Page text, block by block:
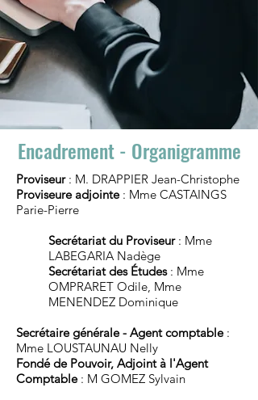
Encadrement - Organigramme
​​Proviseur: M. DRAPPIER Jean-Christophe
Proviseure adjointe: Mme CASTAINGS
Parie-Pierre
Secrétariat du Proviseur: Mme
LABEGARIA Nadège
Secrétariat des Études: Mme
OMPRARET Odile, Mme
MENENDEZ Dominique
Secrétaire générale - Agent comptable:
Mme LOUSTAUNAU Nelly
Fondé de Pouvoir, Adjoint à l'Agent
Comptable: M GOMEZ Sylvain